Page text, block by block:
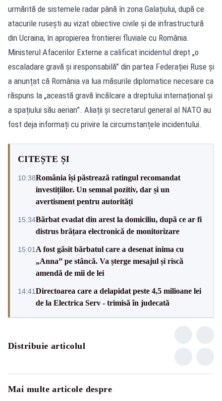
urmărită de sistemele radar până în zona Galațiului, după ce
atacurile rusești au vizat obiective civile și de infrastructură
din Ucraina, în apropierea frontierei fluviale cu România.
Ministerul Afacerilor Externe a calificat incidentul drept „o
escaladare gravă și iresponsabilă” din partea Federației Ruse și
a anunțat că România va lua măsurile diplomatice necesare ca
răspuns la „această gravă încălcare a dreptului internațional și
a spațiului său aerian”. Aliații și secretarul general al NATO au
fost deja informați cu privire la circumstanțele incidentului.
CITEȘTE ȘI
10:38România își păstrează ratingul recomandat
investițiilor. Un semnal pozitiv, dar și un
avertisment pentru autorități
15:34Bărbat evadat din arest la domiciliu, după ce ar fi
distrus brățara electronică de monitorizare
15:01 A fost găsit bărbatul care a desenat inima cu
„Anna” pe stâncă. Va șterge mesajul și riscă
amendă de mii de lei
14:41Directoarea care a delapidat peste 4,5 milioane lei
de la Electrica Serv - trimisă în judecată
Distribuie articolul
Mai multe articole despre